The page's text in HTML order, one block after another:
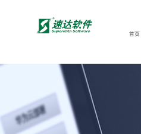
首页